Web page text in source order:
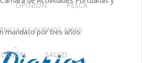
OPINIÓN PESCA
DE BUENOS AIRES
SALUD
mandato por tres años.